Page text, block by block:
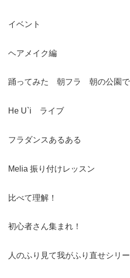
イベント
ヘアメイク編
踊ってみた 朝フラ 朝の公園で
He U`i ライブ
フラダンスあるある
Melia 振り付けレッスン
比べて理解！
初心者さん集まれ！
人のふり見て我がふり直せシリ